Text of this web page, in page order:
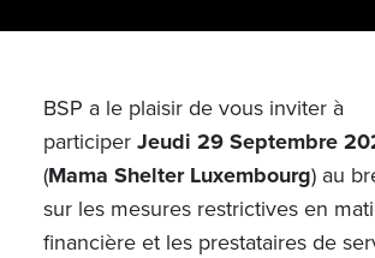
BSP a le plaisir de vous inviter à
participer Jeudi 29 Septembre
(Mama Shelter Luxembourg) au
sur les mesures restrictives en
financière et les prestataires de